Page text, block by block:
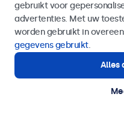
Displays voor kiosks en
Deze monitoren en
Met uitgebreide
Of bel ons op
Hulp of advies nodig?
Direct contact met een
gebruikt voor
advertenties. Met uw
worden gebruikt in
gegevens gebruikt.
Alles